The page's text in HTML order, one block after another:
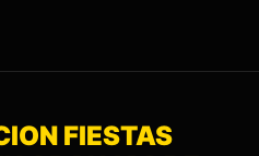
FIESTAS